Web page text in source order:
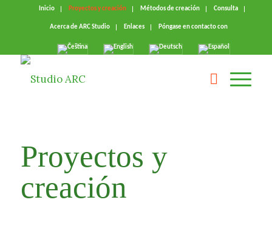
Inicio Proyectos y creación Métodos de creación Consulta
Acerca de ARC Studio Enlaces Póngase en contacto con
Proyectos y
creación